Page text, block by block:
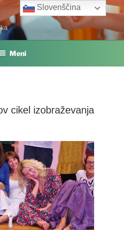
Meni
cikel izobraževanja
Slovenščina